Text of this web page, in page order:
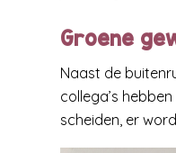
Groene
Naast de
collega’s
scheiden, er